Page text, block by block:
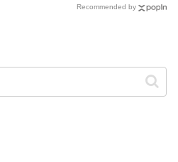
Recommended by